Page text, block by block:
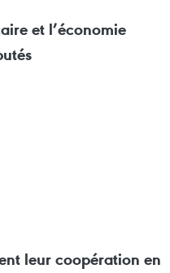
et l’économie
leur coopération en